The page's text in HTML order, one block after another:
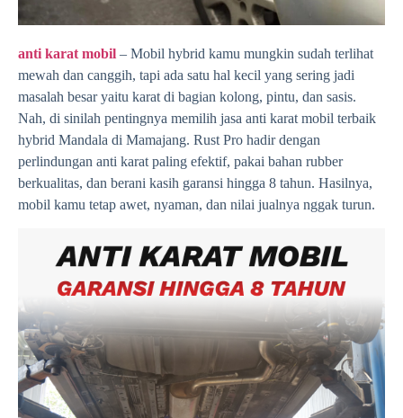
anti karat mobil – Mobil hybrid kamu mungkin sudah terlihat
mewah dan canggih, tapi ada satu hal kecil yang sering jadi
masalah besar yaitu karat di bagian kolong, pintu, dan sasis.
Nah, di sinilah pentingnya memilih jasa anti karat mobil terbaik
hybrid Mandala di Mamajang. Rust Pro hadir dengan
perlindungan anti karat paling efektif, pakai bahan rubber
berkualitas, dan berani kasih garansi hingga 8 tahun. Hasilnya,
mobil kamu tetap awet, nyaman, dan nilai jualnya nggak turun.